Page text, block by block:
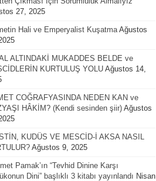
27, 2025
Hali ve Emperyalist Kuşatma Ağustos
ALTINDAKİ MUKADDES BELDE ve
KURTULUŞ YOLU Ağustos 14,
COĞRAFYASINDA NEDEN KAN ve
HÂKİM? (Kendi sesinden şiir) Ağustos
KUDÜS VE MESCİD-İ AKSA NASIL
Ağustos 9, 2025
Pamak’ın “Tevhid Dinine Karşı
Dini” başlıklı 3 kitabı yayınlandı Nisan